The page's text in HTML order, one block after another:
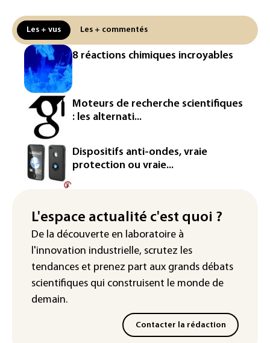
un matériau clé dominé par la Chine
Les Etats-Unis veulent contrôler la
production d'un composant des
semiconducteurs et panneaux solaires
Washington étend le contrôle des
réseaux sociaux des étrangers
demandeurs de visas
Rugby: le Stade français victime d'une
cyberattaque
Enquête ouverte après la fuite des
d'Intermarché
La Slovaquie enregistre un record
absolu de 42,2°C (services
météorologiques)
Les + vus Les + commentés
8 réactions chimiques incroyables
Moteurs de recherche scientifiques
: les alternati...
Dispositifs anti-ondes, vraie
protection ou vraie...
L'espace actualité c'est quoi ?
De la découverte en laboratoire à
l'innovation industrielle, scrutez les
tendances et prenez part aux grands débats
scientifiques qui construisent le monde de
demain.
Contacter la rédaction